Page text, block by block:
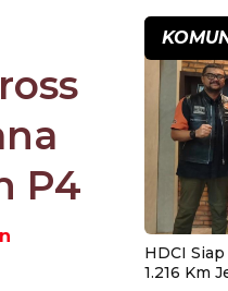
P4
HDCI
1.216 Km